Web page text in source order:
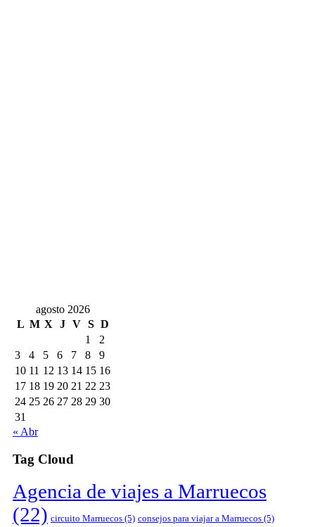
agosto 2026
L M X J V S D
1
2
3
4 5 6 7 8
9
10 11 12 13 14 15 16
17 18 19 20 21 22 23
24 25 26 27 28 29 30
31
« Abr
Tag Cloud
Agencia de viajes a Marruecos
(22) circuito Marruecos (5) consejos para viajar a Marruecos (5)